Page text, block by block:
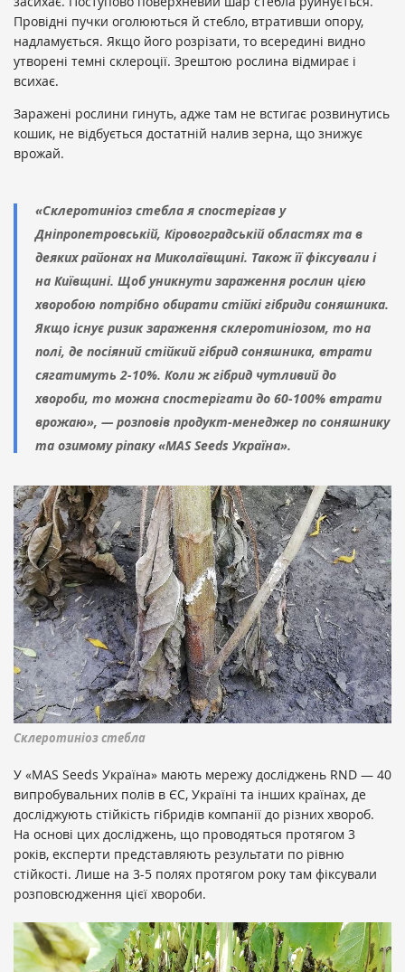
Провідні пучки оголюються й стебло, втративши опору,
надламується. Якщо його розрізати, то всередині видно
утворені темні склероції. Зрештою рослина відмирає і
всихає.
Заражені рослини гинуть, адже там не встигає розвинутись
кошик, не відбується достатній налив зерна, що знижує
врожай.
«Склеротиніоз стебла я спостерігав у
Дніпропетровській, Кіровоградській областях та в
деяких районах на Миколаївщині. Також її фіксували і
на Київщині. Щоб уникнути зараження рослин цією
хворобою потрібно обирати стійкі гібриди соняшника.
Якщо існує ризик зараження склеротиніозом, то на
полі, де посіяний стійкий гібрид соняшника, втрати
сягатимуть 2-10%. Коли ж гібрид чутливий до
хвороби, то можна спостерігати до 60-100% втрати
врожаю», — розповів продукт-менеджер по соняшнику
та озимому ріпаку «MAS Seeds Україна».
Склеротиніоз стебла
У «MAS Seeds Україна» мають мережу досліджень RND — 40
випробувальних полів в ЄС, Україні та інших країнах, де
досліджують стійкість гібридів компанії до різних хвороб.
На основі цих досліджень, що проводяться протягом 3
років, експерти представляють результати по рівню
стійкості. Лише на 3-5 полях протягом року там фіксували
розповсюдження цієї хвороби.